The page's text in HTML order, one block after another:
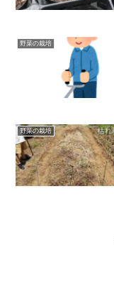
野菜の栽培
野菜の栽培